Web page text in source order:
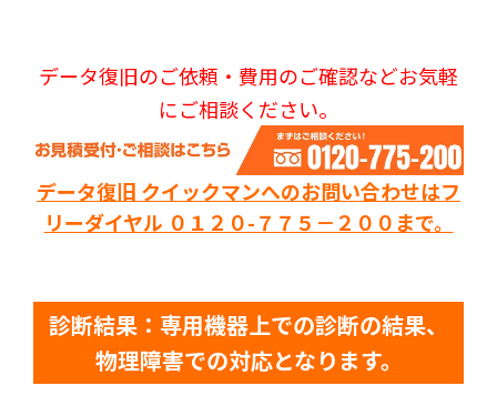
データ復旧のご依頼・費用のご確認などお気軽
にご相談ください。
データ復旧 クイックマンへのお問い合わせはフ
リーダイヤル ０１２０-７７５－２００まで。
診断結果：専用機器上での診断の結果、
物理障害での対応となります。